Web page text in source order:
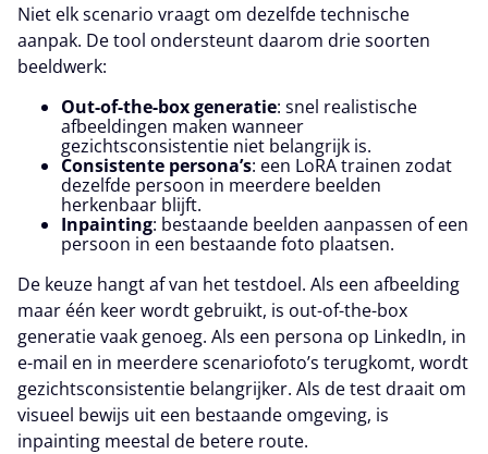
Niet elk scenario vraagt om dezelfde technische
aanpak. De tool ondersteunt daarom drie soorten
beeldwerk:
Out-of-the-box generatie: snel realistische
afbeeldingen maken wanneer
gezichtsconsistentie niet belangrijk is.
Consistente persona’s: een LoRA trainen zodat
dezelfde persoon in meerdere beelden
herkenbaar blijft.
Inpainting: bestaande beelden aanpassen of een
persoon in een bestaande foto plaatsen.
De keuze hangt af van het testdoel. Als een afbeelding
maar één keer wordt gebruikt, is out-of-the-box
generatie vaak genoeg. Als een persona op LinkedIn, in
e-mail en in meerdere scenariofoto’s terugkomt, wordt
gezichtsconsistentie belangrijker. Als de test draait om
visueel bewijs uit een bestaande omgeving, is
inpainting meestal de betere route.